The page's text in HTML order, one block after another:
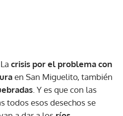
La crisis por el problema con
en San Miguelito, también
. Y es que con las
todos esos desechos se